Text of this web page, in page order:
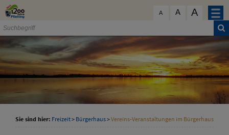
Zum Inhalt
A A A
Sie sind hier: Freizeit> Bürgerhaus>Vereins-Veranstaltungen im Bürgerhaus
schließen